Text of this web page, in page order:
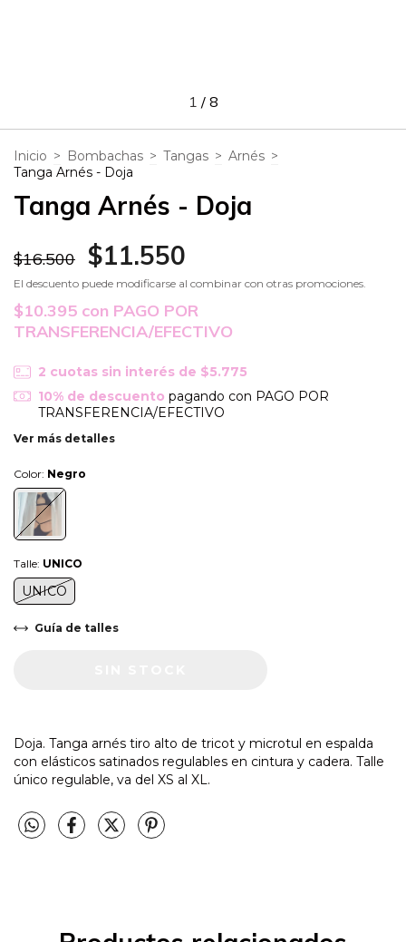
1 / 8
Inicio > Bombachas > Tangas > Arnés >
Tanga Arnés - Doja
Tanga Arnés - Doja
$16.500 $11.550
El descuento puede modificarse al combinar con otras promociones.
$10.395 con PAGO POR
TRANSFERENCIA/EFECTIVO
2 cuotas sin interés de $5.775
10% de descuento pagando con PAGO POR
TRANSFERENCIA/EFECTIVO
Ver más detalles
Color: Negro
Talle: UNICO
UNICO
Guía de talles
Doja. Tanga arnés tiro alto de tricot y microtul en espalda
con elásticos satinados regulables en cintura y cadera. Talle
único regulable, va del XS al XL.